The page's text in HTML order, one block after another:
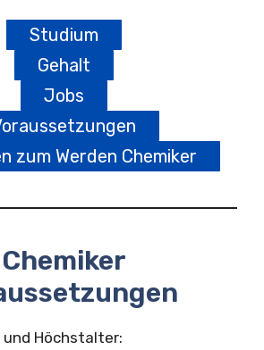
Studium
Gehalt
Jobs
zum Werden Chemiker
Chemiker
Höchstalter: